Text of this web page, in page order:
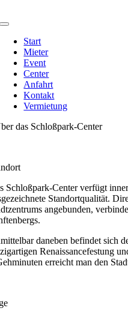
Inhalt
Toggle
Navigation
Start
Mieter
Event
Center
Anfahrt
Kontakt
Vermietung
das Schloßpark-Center
Schloßpark-Center verfügt
Standortqualität.
angebunden,
daneben befindet sich
Renaissancefestung
erreicht man den